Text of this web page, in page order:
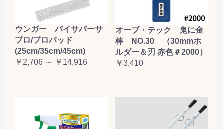
ウンガー バイサバーサ
プロ/プロパッド
(25cm/35cm/45cm)
￥2,706 ～ ￥14,916
オーブ・テック 鬼に金
棒 NO.30 （30mmホ
ルダー＆刃 赤色＃2000）
￥3,410